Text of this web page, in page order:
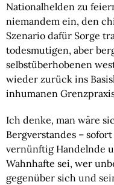
Nationalhelden zu
niemandem ein, den
Szenario dafür Sorge
todesmutigen, aber
selbstüberhobenen
wieder zurück ins
inhumanen
Ich denke, man wäre
Bergverstandes –
vernünftig Handelnde
Wahnhafte sei, wer
gegenüber sich und